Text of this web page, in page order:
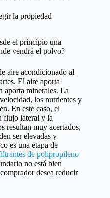
la propiedad
el principio una
vendrá el polvo?
aire acondicionado al
El aire aporta
aporta minerales. La
los nutrientes y
En este caso, el
flujo lateral y la
resultan muy acertados,
ser elevadas y
es una etapa de
de polipropileno
no está bien
desea reducir